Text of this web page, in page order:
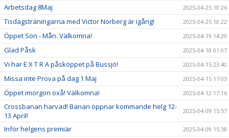
Arbetsdag 8Maj 2025-04-25 10:26
Tisdagsträningarna med Victor Norberg är igång! 2025-04-25 10:22
Öppet Sön - Mån. Välkomna! 2025-04-19 14:29
Glad Påsk 2025-04-18 01:07
Vi har E X T R A påsköppet på Bussjö! 2025-04-15 23:40
Missa inte Prova på dag 1 Maj 2025-04-15 17:03
Öppet imorgon oxå! Välkomna! 2025-04-12 17:16
Crossbanan harvad! Banan öppnar kommande helg 12-
13 April!
2025-04-09 15:57
Inför helgens premiär 2025-04-09 15:38